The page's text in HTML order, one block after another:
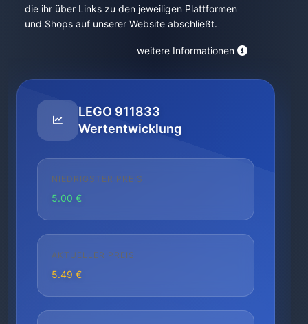
die ihr über Links zu den jeweiligen Plattformen
und Shops auf unserer Website abschließt.
weitere Informationen
LEGO 911833
Wertentwicklung
NIEDRIGSTER PREIS
5.00 €
AKTUELLER PREIS
5.49 €